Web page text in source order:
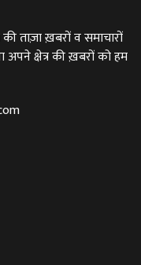
ताज़ा ख़बरों व समाचारों
क्षेत्र की ख़बरों को हम